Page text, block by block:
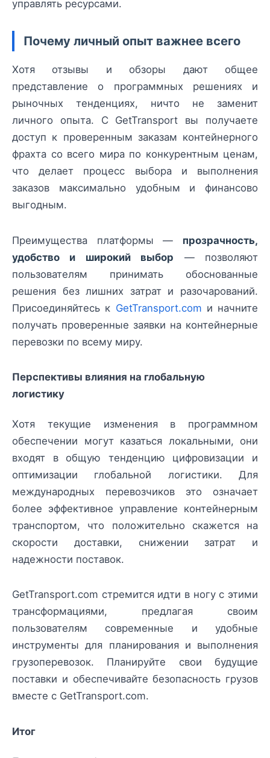
управлять ресурсами.
Почему личный опыт важнее всего
Хотя отзывы и обзоры дают общее
представление о программных решениях и
рыночных тенденциях, ничто не заменит
личного опыта. С GetTransport вы получаете
доступ к проверенным заказам контейнерного
фрахта со всего мира по конкурентным ценам,
что делает процесс выбора и выполнения
заказов максимально удобным и финансово
выгодным.
Преимущества платформы — прозрачность,
удобство и широкий выбор — позволяют
пользователям принимать обоснованные
решения без лишних затрат и разочарований.
Присоединяйтесь к GetTransport.com и начните
получать проверенные заявки на контейнерные
перевозки по всему миру.
Перспективы влияния на глобальную
логистику
Хотя текущие изменения в программном
обеспечении могут казаться локальными, они
входят в общую тенденцию цифровизации и
оптимизации глобальной логистики. Для
международных перевозчиков это означает
более эффективное управление контейнерным
транспортом, что положительно скажется на
скорости доставки, снижении затрат и
надежности поставок.
GetTransport.com стремится идти в ногу с этими
трансформациями, предлагая своим
пользователям современные и удобные
инструменты для планирования и выполнения
грузоперевозок. Планируйте свои будущие
поставки и обеспечивайте безопасность грузов
вместе с GetTransport.com.
Итог